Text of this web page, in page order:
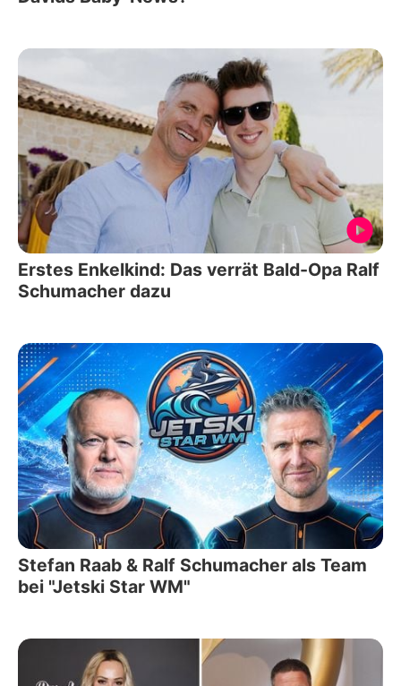
Erstes Enkelkind: Das verrät Bald-Opa Ralf
Schumacher dazu
Stefan Raab & Ralf Schumacher als Team
bei "Jetski Star WM"